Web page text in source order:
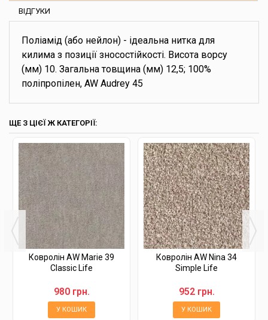
ВІДГУКИ
Поліамід (або нейлон) - ідеальна нитка для
килима з позиції зносостійкості. Висота ворсу
(мм) 10. Загальна товщина (мм) 12,5; 100%
поліпропілен, AW Audrey 45
ЩЕ З ЦІЄЇ Ж КАТЕГОРІЇ:
Ковролін AW Marie 39
Classic Life
980 грн.
У КОШИК
Ковролін AW Nina 34
Simple Life
952 грн.
У КОШИК